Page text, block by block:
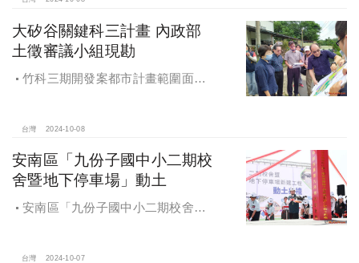
賓，祈求工程順利進行。
大矽谷關鍵科三計畫 內政部
土徵審議小組現勘
竹科三期開發案都市計畫範圍面積
分地區
台灣 2024-10-08
安南區「九份子國中小二期校
舍暨地下停車場」動土
安南區「九份子國中小二期校舍暨
台灣 2024-10-07